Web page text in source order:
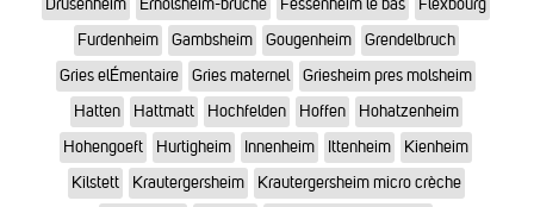
Drusenheim
Ernolsheim-bruche Fessenheim le bas
Flexbourg
Furdenheim
Gambsheim Gougenheim
Grendelbruch
Gries elÉmentaire
Gries maternel
Griesheim pres molsheim
Hatten
Hattmatt Hochfelden Hoffen
Hohatzenheim
Hohengoeft
Hurtigheim Innenheim Ittenheim
Kienheim
Kilstett
Krautergersheim
Krautergersheim micro crèche